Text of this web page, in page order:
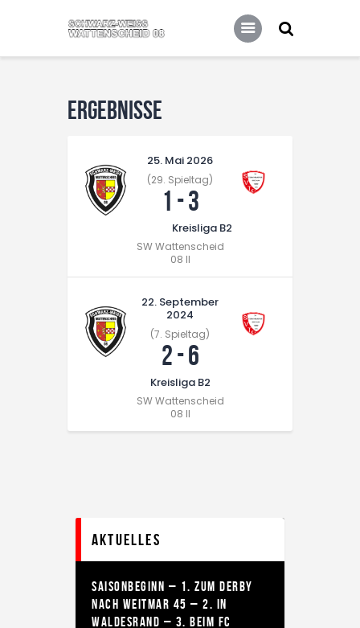
Home
Leitbild
Verein
Junioren
Unsere Partner
Datenschutz / Impressum
Ergebnisse
25. Mai 2026
(29. Spieltag)
1 -3
Kreisliga B2
SW Wattenscheid
08 II
22. September
2024
(7. Spieltag)
2-6
Kreisliga B2
SW Wattenscheid
08 II
Aktuelles
SAISONBEGINN – 1. ZUM DERBY
NACH WEITMAR 45 – 2. IN
WALDESRAND – 3. BEIM FC